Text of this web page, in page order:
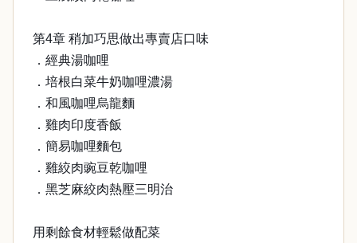
第4章 稍加巧思做出專賣店口味
．經典湯咖哩
．培根白菜牛奶咖哩濃湯
．和風咖哩烏龍麵
．雞肉印度香飯
．簡易咖哩麵包
．雞絞肉豌豆乾咖哩
．黑芝麻絞肉熱壓三明治
用剩餘食材輕鬆做配菜